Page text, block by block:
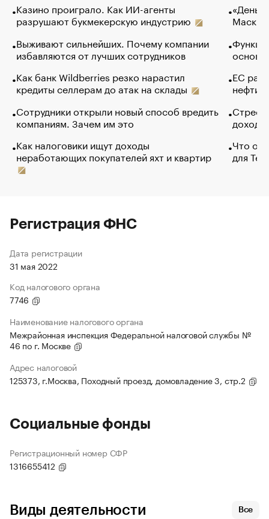
Казино проиграло. Как ИИ-агенты
разрушают букмекерскую индустрию
Выживают сильнейших. Почему компании
избавляются от лучших сотрудников
Как банк Wildberries резко нарастил
кредиты селлерам до атак на склады
Сотрудники открыли новый способ вредить
компаниям. Зачем им это
Как налоговики ищут доходы
неработающих покупателей яхт и квартир
Маск в
основ
ЕС
нефти
Что
для
Регистрация ФНС
Дата регистрации
31 мая 2022
Код налогового органа
7746
Наименование налогового органа
Межрайонная инспекция Федеральной налоговой службы №
46 по г. Москве
Адрес налоговой
125373, г.Москва, Походный проезд, домовладение 3, стр.2
Социальные фонды
Регистрационный номер СФР
1316655412
Виды деятельности Все